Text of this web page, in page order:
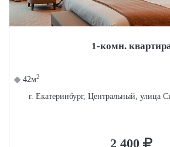
1-комн.
42м2
г. Екатеринбург, Центральный, улица
2 400